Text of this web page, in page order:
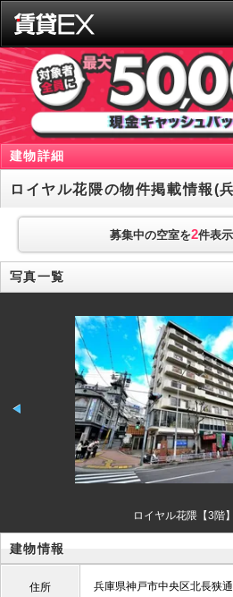
建物詳細
ロイヤル花隈の物件掲載情報(
募集中の空室を2件表
写真一覧
ロイヤル花隈【3階
建物情報
住所 兵庫県神戸市中央区北長狭